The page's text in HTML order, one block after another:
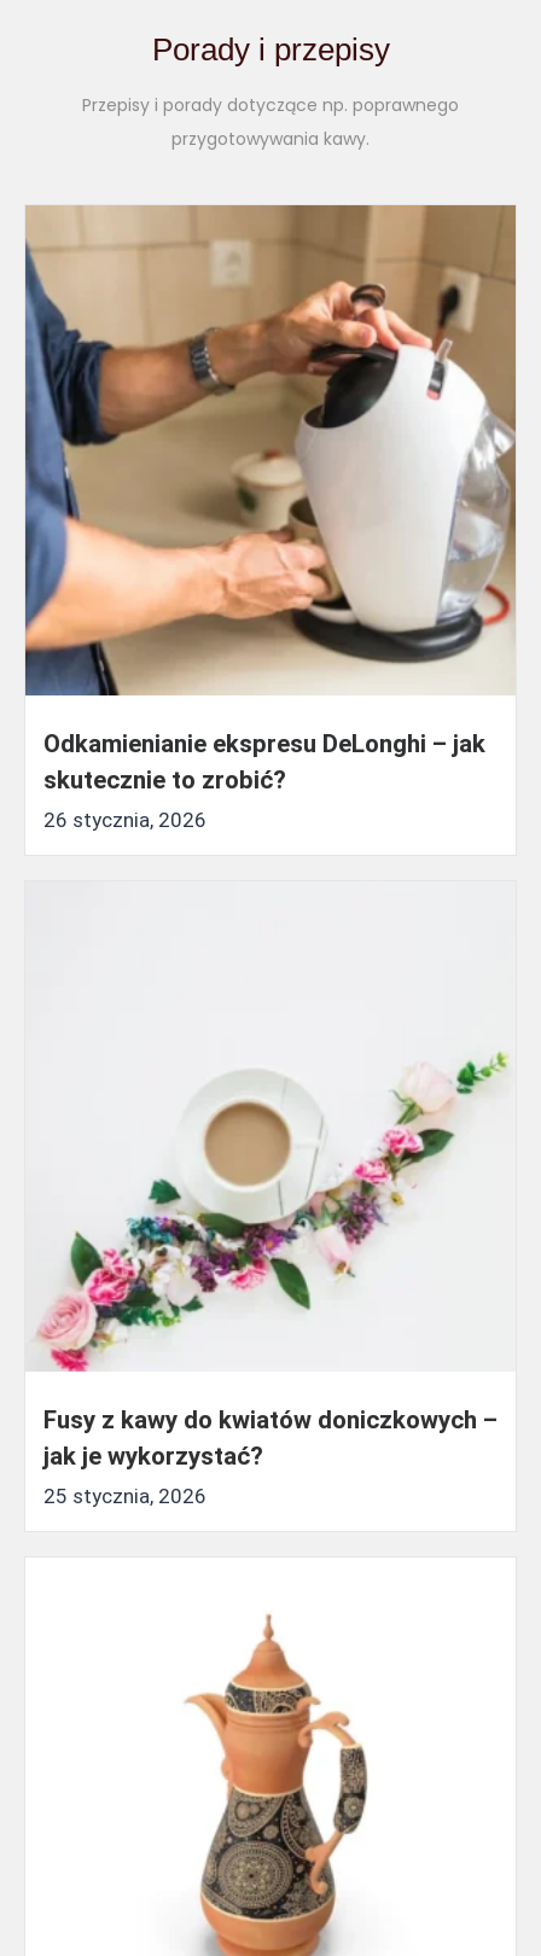
Porady i przepisy
Przepisy i porady dotyczące np. poprawnego
przygotowywania kawy.
Odkamienianie ekspresu DeLonghi – jak
skutecznie to zrobić?
26 stycznia, 2026
Fusy z kawy do kwiatów doniczkowych –
jak je wykorzystać?
25 stycznia, 2026